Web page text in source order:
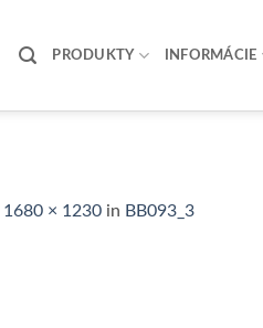
PRODUKTY INFORMÁCIE
1680 × 1230 in BB093_3